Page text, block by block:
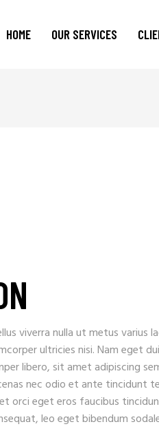
HOME OUR SERVICES
viverra nulla ut metus varius
ultricies nisi. Nam eget
libero, sit amet adipiscing
nec odio et ante tincidunt
orci eget eros faucibus
leo eget bibendum